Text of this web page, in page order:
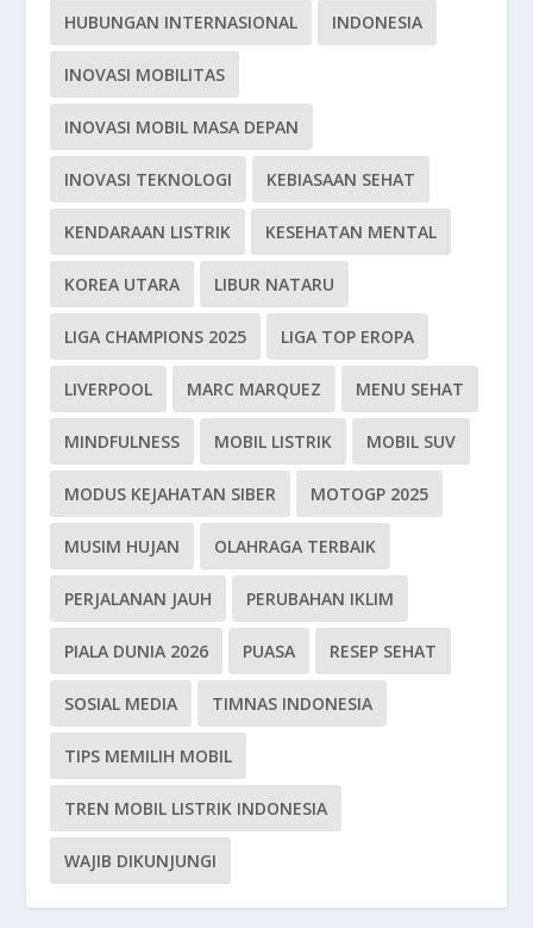
HUBUNGAN INTERNASIONAL INDONESIA
INOVASI MOBILITAS
INOVASI MOBIL MASA DEPAN
INOVASI TEKNOLOGI KEBIASAAN SEHAT
KENDARAAN LISTRIK KESEHATAN MENTAL
KOREA UTARA LIBUR NATARU
LIGA CHAMPIONS 2025 LIGA TOP EROPA
LIVERPOOL MARC MARQUEZ MENU SEHAT
MINDFULNESS MOBIL LISTRIK MOBIL SUV
MODUS KEJAHATAN SIBER MOTOGP 2025
MUSIM HUJAN OLAHRAGA TERBAIK
PERJALANAN JAUH PERUBAHAN IKLIM
PIALA DUNIA 2026 PUASA RESEP SEHAT
SOSIAL MEDIA TIMNAS INDONESIA
TIPS MEMILIH MOBIL
TREN MOBIL LISTRIK INDONESIA
WAJIB DIKUNJUNGI